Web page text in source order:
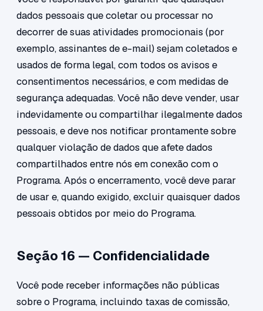
dados pessoais que coletar ou processar no
decorrer de suas atividades promocionais (por
exemplo, assinantes de e-mail) sejam coletados e
usados de forma legal, com todos os avisos e
consentimentos necessários, e com medidas de
segurança adequadas. Você não deve vender, usar
indevidamente ou compartilhar ilegalmente dados
pessoais, e deve nos notificar prontamente sobre
qualquer violação de dados que afete dados
compartilhados entre nós em conexão com o
Programa. Após o encerramento, você deve parar
de usar e, quando exigido, excluir quaisquer dados
pessoais obtidos por meio do Programa.
Seção 16 — Confidencialidade
Você pode receber informações não públicas
sobre o Programa, incluindo taxas de comissão,